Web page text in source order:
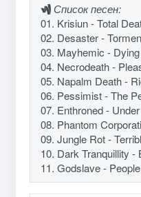
Список песен:
01. Krisiun - Total
02. Desaster -
03. Mayhemic -
04. Necrodeath -
05. Napalm Death -
06. Pessimist - The
07. Enthroned -
08. Phantom
09. Jungle Rot -
10. Dark Tranquillity -
11. Godslave -